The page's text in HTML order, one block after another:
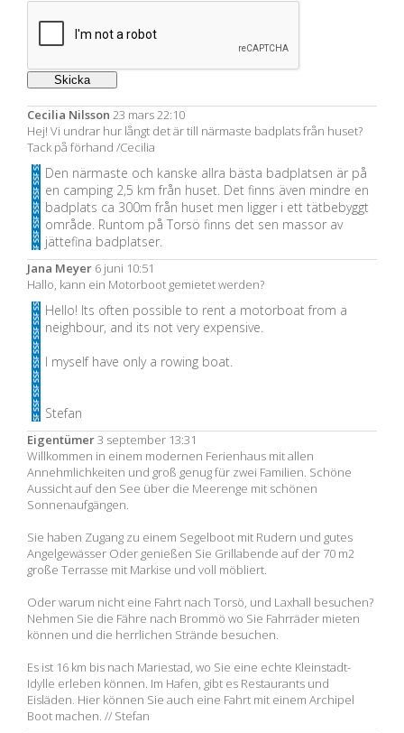
Cecilia Nilsson 23 mars 22:10
Hej! Vi undrar hur långt det är till närmaste badplats från huset?
Tack på förhand /Cecilia
Den närmaste och kanske allra bästa badplatsen är på
en camping 2,5 km från huset. Det finns även mindre en
badplats ca 300m från huset men ligger i ett tätbebyggt
område. Runtom på Torsö finns det sen massor av
jättefina badplatser.
Jana Meyer 6 juni 10:51
Hallo, kann ein Motorboot gemietet werden?
Hello! Its often possible to rent a motorboat from a
neighbour, and its not very expensive.
I myself have only a rowing boat.
Stefan
Eigentümer3 september 13:31
Willkommen in einem modernen Ferienhaus mit allen
Annehmlichkeiten und groß genug für zwei Familien. Schöne
Aussicht auf den See über die Meerenge mit schönen
Sonnenaufgängen.
Sie haben Zugang zu einem Segelboot mit Rudern und gutes
Angelgewässer Oder genießen Sie Grillabende auf der 70 m2
große Terrasse mit Markise und voll möbliert.
Oder warum nicht eine Fahrt nach Torsö, und Laxhall besuchen?
Nehmen Sie die Fähre nach Brommö wo Sie Fahrräder mieten
können und die herrlichen Strände besuchen.
Es ist 16 km bis nach Mariestad, wo Sie eine echte Kleinstadt-
Idylle erleben können. Im Hafen, gibt es Restaurants und
Eisläden. Hier können Sie auch eine Fahrt mit einem Archipel
Boot machen. // Stefan